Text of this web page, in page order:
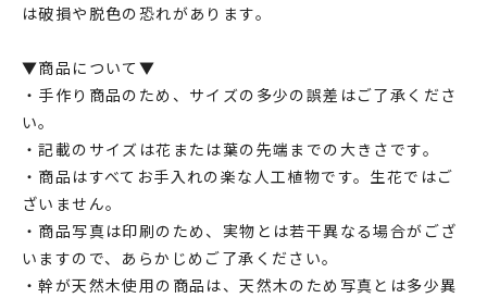
は破損や脱色の恐れがあります。
▼商品について▼
・手作り商品のため、サイズの多少の誤差はご了承くださ
い。
・記載のサイズは花または葉の先端までの大きさです。
・商品はすべてお手入れの楽な人工植物です。生花ではご
ざいません。
・商品写真は印刷のため、実物とは若干異なる場合がござ
いますので、あらかじめご了承ください。
・幹が天然木使用の商品は、天然木のため写真とは多少異